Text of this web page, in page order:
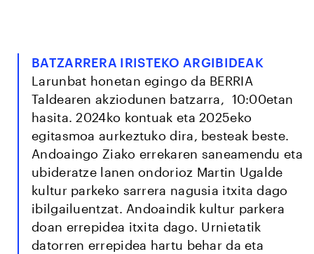
BATZARRERA IRISTEKO ARGIBIDEAK
Larunbat honetan egingo da BERRIA
Taldearen akziodunen batzarra, 10:00etan
hasita. 2024ko kontuak eta 2025eko
egitasmoa aurkeztuko dira, besteak beste.
Andoaingo Ziako errekaren saneamendu eta
ubideratze lanen ondorioz Martin Ugalde
kultur parkeko sarrera nagusia itxita dago
ibilgailuentzat. Andoaindik kultur parkera
doan errepidea itxita dago. Urnietatik
datorren errepidea hartu behar da eta